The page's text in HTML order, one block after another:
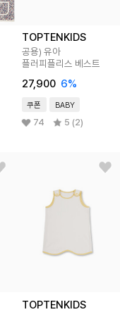
TOPTENKIDS
공용) 유아
플러피플리스 베스트
27,900 6%
쿠폰 BABY
74 5 (2)
TOPTENKIDS